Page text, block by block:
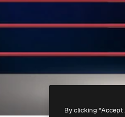
By clicking “Accept